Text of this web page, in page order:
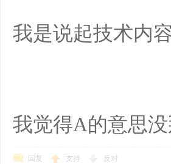
我是说起技术内
我觉得A的意思
回复 支持 反对